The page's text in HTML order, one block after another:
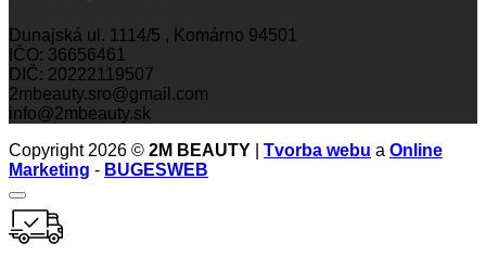
Dunajská ul. 1114/5 , Komárno 94501
IČO: 36656461
DIČ: 20222119507
2mbeauty.sro@gmail.com
info@2mbeauty.sk
Copyright 2026 © 2M BEAUTY Tvorba webu a Online
Marketing - BUGESWEB